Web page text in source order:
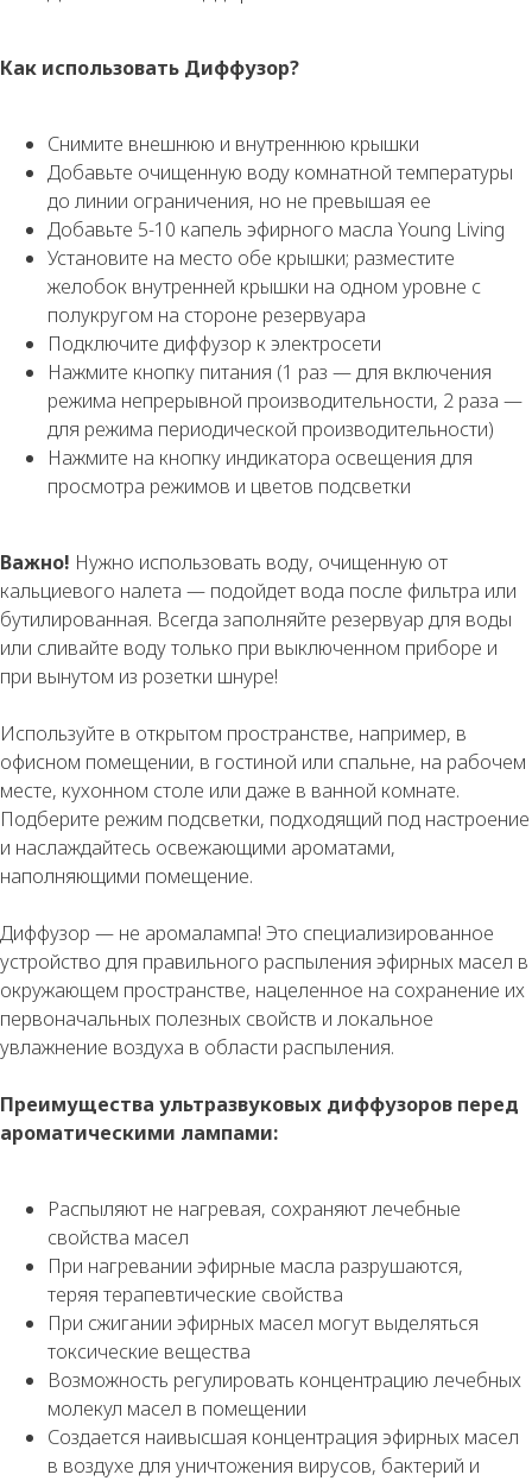
Как использовать Диффузор?
Снимите внешнюю и внутреннюю крышки
Добавьте очищенную воду комнатной температуры
до линии ограничения, но не превышая ее
Добавьте 5-10 капель эфирного масла Young Living
Установите на место обе крышки; разместите
желобок внутренней крышки на одном уровне с
полукругом на стороне резервуара
Подключите диффузор к электросети
Нажмите кнопку питания (1 раз — для включения
режима непрерывной производительности, 2 раза —
для режима периодической производительности)
Нажмите на кнопку индикатора освещения для
просмотра режимов и цветов подсветки
Важно! Нужно использовать воду, очищенную от
кальциевого налета — подойдет вода после фильтра или
бутилированная. Всегда заполняйте резервуар для воды
или сливайте воду только при выключенном приборе и
при вынутом из розетки шнуре!
Используйте в открытом пространстве, например, в
офисном помещении, в гостиной или спальне, на рабочем
месте, кухонном столе или даже в ванной комнате.
Подберите режим подсветки, подходящий под настроение
и наслаждайтесь освежающими ароматами,
наполняющими помещение.
Диффузор — не аромалампа! Это специализированное
устройство для правильного распыления эфирных масел в
окружающем пространстве, нацеленное на сохранение их
первоначальных полезных свойств и локальное
увлажнение воздуха в области распыления.
Преимущества ультразвуковых диффузоров перед
ароматическими лампами:
Распыляют не нагревая, сохраняют лечебные
свойства масел
При нагревании эфирные масла разрушаются,
теряя терапевтические свойства
При сжигании эфирных масел могут выделяться
токсические вещества
Возможность регулировать концентрацию лечебных
молекул масел в помещении
Создается наивысшая концентрация эфирных масел
в воздухе для уничтожения вирусов, бактерий и